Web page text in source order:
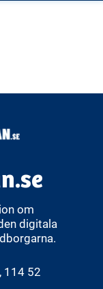
om
digitala
114 52